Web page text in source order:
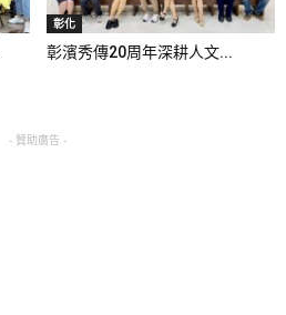
彰化
彰濱秀傳20周年深耕人文...
- 贊助廣告 -